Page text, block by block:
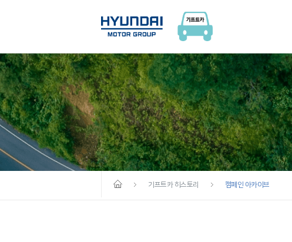
기프트카 히스토리 캠페인 아카이브